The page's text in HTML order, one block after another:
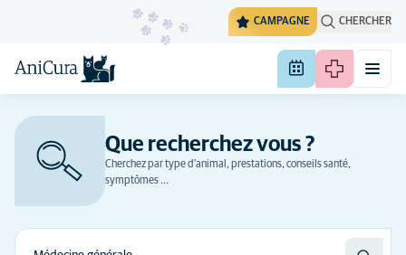
CAMPAGNE CHERCHER
Que recherchez vous ?
Cherchez par type d'animal, prestations, conseils santé,
symptômes ...